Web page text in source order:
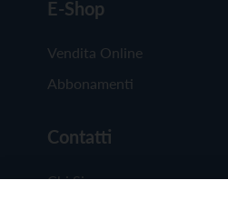
E-Shop
Vendita Online
Abbonamenti
Contatti
Chi Siamo